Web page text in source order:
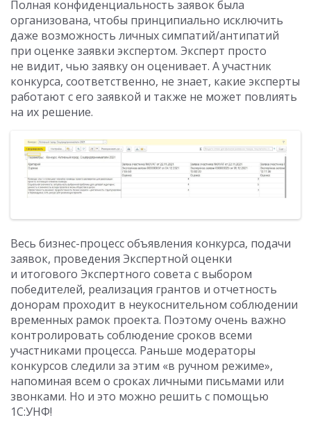
Полная конфиденциальность заявок была
организована, чтобы принципиально исключить
даже возможность личных симпатий/антипатий
при оценке заявки экспертом. Эксперт просто
не видит, чью заявку он оценивает. А участник
конкурса, соответственно, не знает, какие эксперты
работают с его заявкой и также не может повлиять
на их решение.
Весь бизнес-процесс объявления конкурса, подачи
заявок, проведения Экспертной оценки
и итогового Экспертного совета с выбором
победителей, реализация грантов и отчетность
донорам проходит в неукоснительном соблюдении
временных рамок проекта. Поэтому очень важно
контролировать соблюдение сроков всеми
участниками процесса. Раньше модераторы
конкурсов следили за этим «в ручном режиме»,
напоминая всем о сроках личными письмами или
звонками. Но и это можно решить с помощью
1С:УНФ!